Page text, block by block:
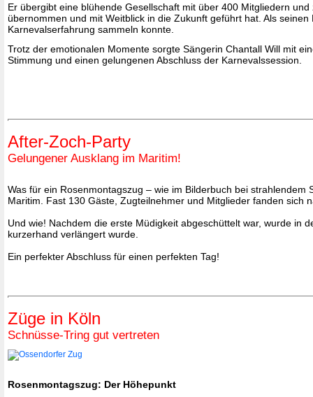
Er übergibt eine blühende Gesellschaft mit über 400 Mitgliedern
übernommen und mit Weitblick in die Zukunft geführt hat. Als
Karnevalserfahrung sammeln konnte.
Trotz der emotionalen Momente sorgte Sängerin Chantall Will mit
Stimmung und einen gelungenen Abschluss der Karnevalssession.
After-Zoch-Party
Gelungener Ausklang im Maritim!
Was für ein Rosenmontagszug – wie im Bilderbuch bei
Maritim. Fast 130 Gäste, Zugteilnehmer und Mitglieder fanden sich
Und wie! Nachdem die erste Müdigkeit abgeschüttelt war, wurde in
kurzerhand verlängert wurde.
Ein perfekter Abschluss für einen perfekten Tag!
Züge in Köln
Schnüsse-Tring gut vertreten
Rosenmontagszug: Der Höhepunkt